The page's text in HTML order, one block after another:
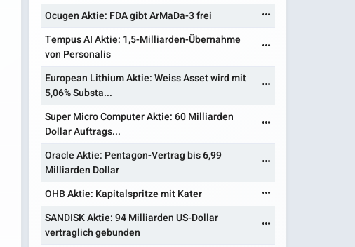
Ocugen Aktie: FDA gibt ArMaDa-3 frei
Tempus AI Aktie: 1,5-Milliarden-Übernahme
von Personalis
European Lithium Aktie: Weiss Asset wird mit
5,06% Substa...
Super Micro Computer Aktie: 60 Milliarden
Dollar Auftrags...
Oracle Aktie: Pentagon-Vertrag bis 6,99
Milliarden Dollar
OHB Aktie: Kapitalspritze mit Kater
SANDISK Aktie: 94 Milliarden US-Dollar
vertraglich gebunden